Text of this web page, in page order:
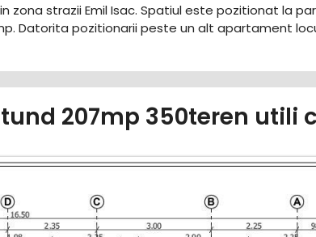
zona strazii Emil Isac. Spatiul este pozitionat la
Datorita pozitionarii peste un alt apartament
207mp 350teren utili